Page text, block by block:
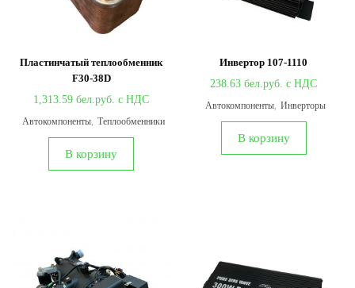
Пластинчатый теплообменник
F30-38D
1,313.59
Автокомпоненты, Теплообменники
В корзину
Инвертор 107-1110
238.63
Автокомпоненты, Инверторы
В корзину